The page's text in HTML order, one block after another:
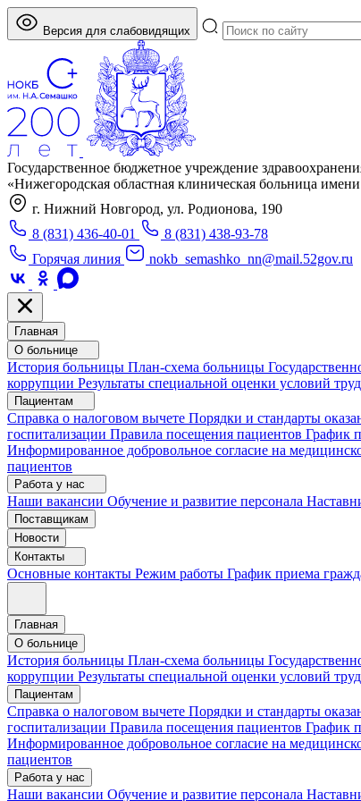
Версия для слабовидящих
Государственное бюджетное учреждение
«Нижегородская областная клиническая больница
г. Нижний Новгород, ул. Родионова, 190
8 (831) 436-40-01
8 (831) 438-93-78
Горячая линия
nokb_semashko_nn@mail.52gov.ru
Главная
О больнице
История больницы План-схема больницы
коррупции Результаты специальной оценки условий
Пациентам
Справка о налоговом вычете Порядки и стандарты
госпитализации Правила посещения пациентов График
Информированное добровольное согласие на
пациентов
Работа у нас
Наши вакансии Обучение и развитие персонала
Поставщикам
Новости
Контакты
Основные контакты Режим работы График приема
Главная
О больнице
История больницы План-схема больницы
коррупции Результаты специальной оценки условий
Пациентам
Справка о налоговом вычете Порядки и стандарты
госпитализации Правила посещения пациентов График
Информированное добровольное согласие на
пациентов
Работа у нас
Наши вакансии Обучение и развитие персонала